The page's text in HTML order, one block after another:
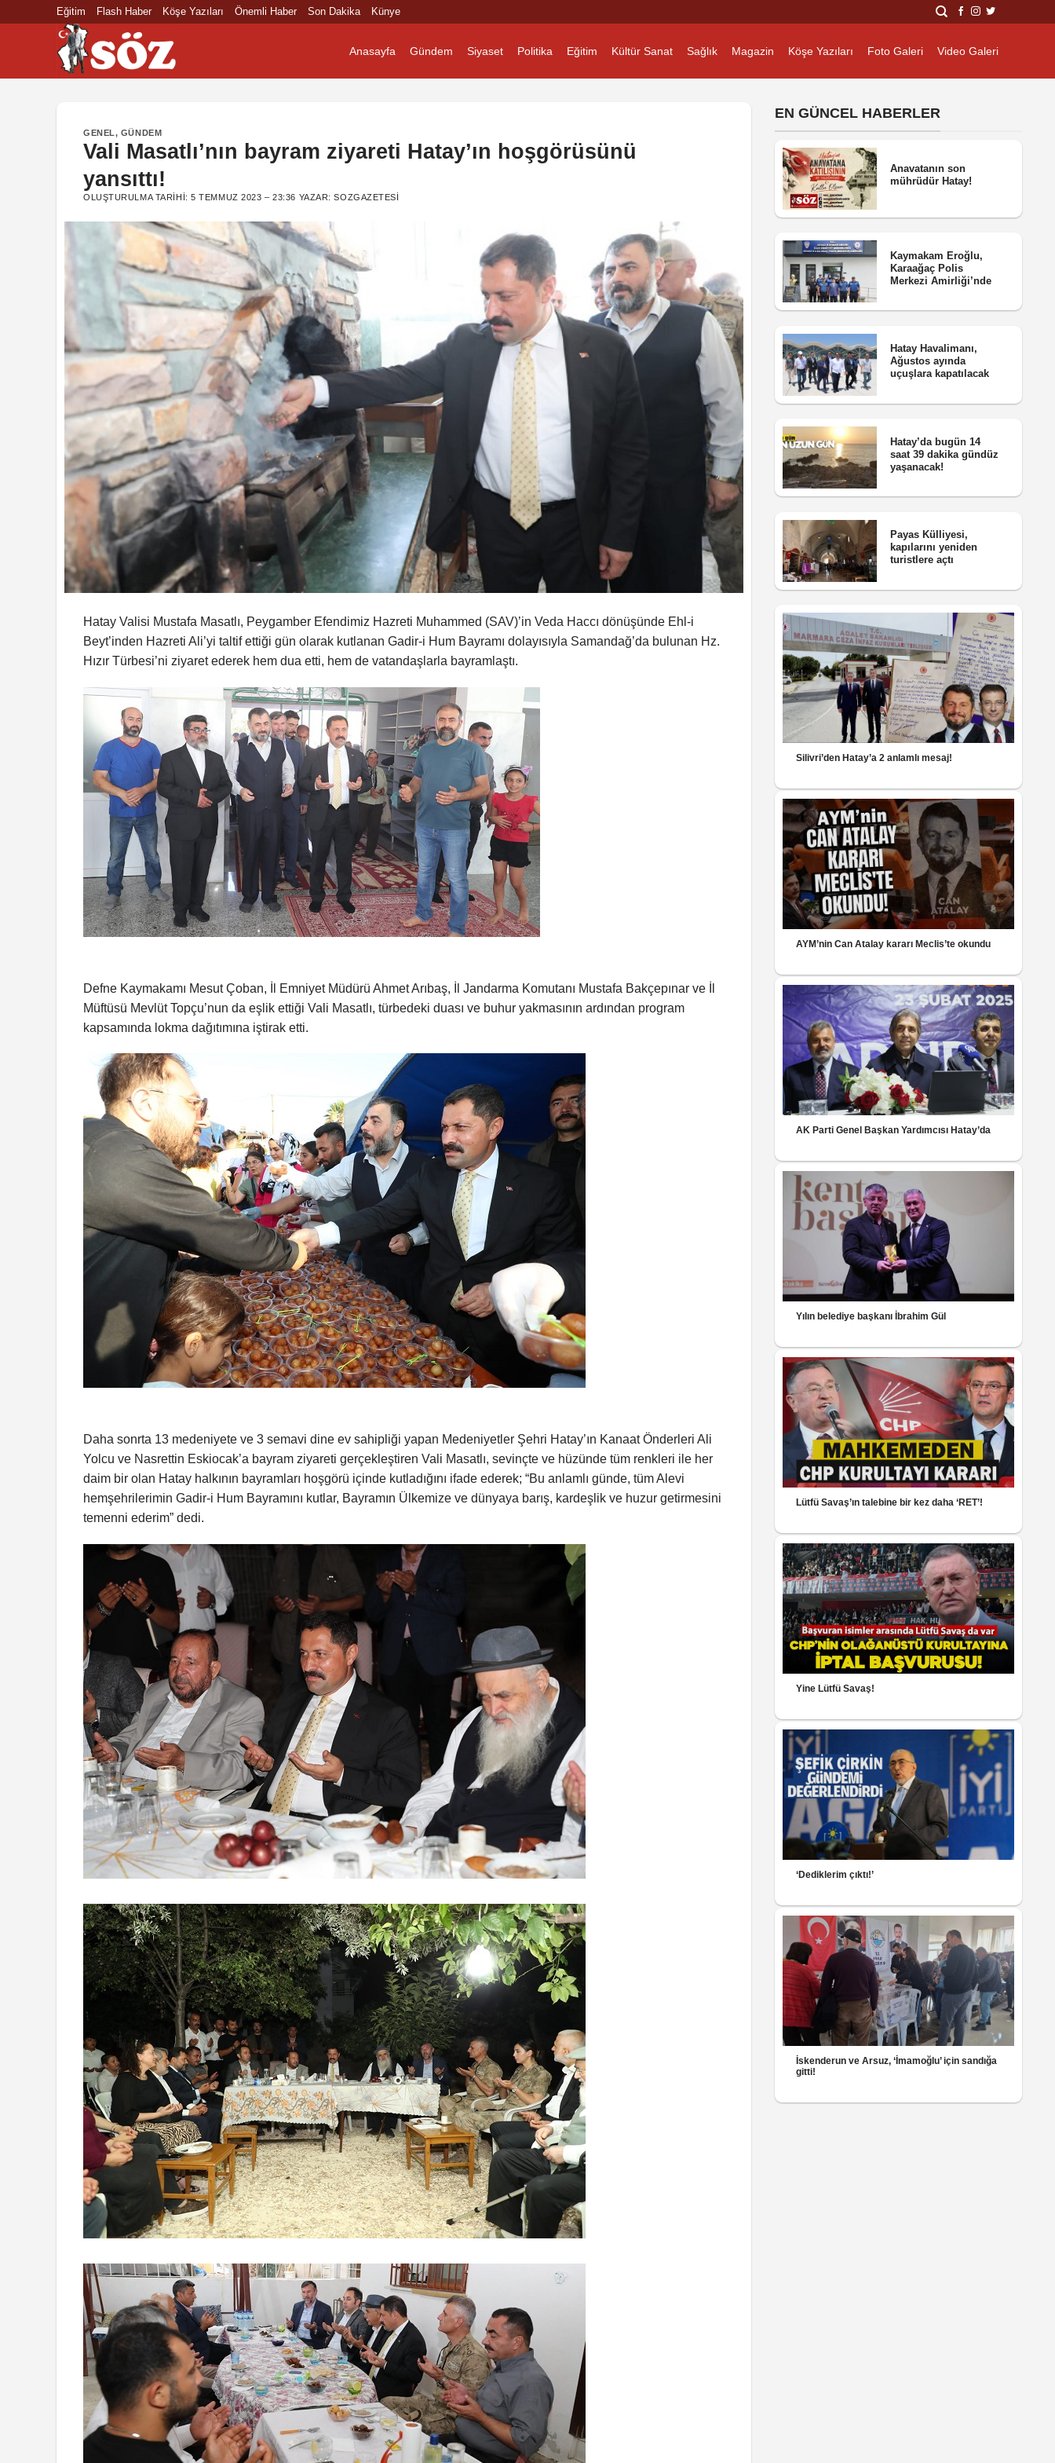
Eğitim Flash Haber Köşe Yazıları Önemli Haber Son Dakika Künye
Anasayfa Gündem Siyaset Politika Eğitim Kültür Sanat Sağlık Magazin Köşe Yazıları Foto Galeri Video Galeri
GENEL, GÜNDEM
Vali Masatlı’nın bayram ziyareti Hatay’ın hoşgörüsünü
yansıttı!
OLUŞTURULMA TARIHI:5 TEMMUZ 2023 – 23:36 YAZAR:SOZGAZETESI
Hatay Valisi Mustafa Masatlı, Peygamber Efendimiz Hazreti Muhammed (SAV)’in Veda Haccı dönüşünde Ehl-i
Beyt’inden Hazreti Ali’yi taltif ettiği gün olarak kutlanan Gadir-i Hum Bayramı dolayısıyla Samandağ’da bulunan Hz.
Hızır Türbesi’ni ziyaret ederek hem dua etti, hem de vatandaşlarla bayramlaştı.
Defne Kaymakamı Mesut Çoban, İl Emniyet Müdürü Ahmet Arıbaş, İl Jandarma Komutanı Mustafa Bakçepınar ve İl
Müftüsü Mevlüt Topçu’nun da eşlik ettiği Vali Masatlı, türbedeki duası ve buhur yakmasının ardından program
kapsamında lokma dağıtımına iştirak etti.
Daha sonrta 13 medeniyete ve 3 semavi dine ev sahipliği yapan Medeniyetler Şehri Hatay’ın Kanaat Önderleri Ali
Yolcu ve Nasrettin Eskiocak’a bayram ziyareti gerçekleştiren Vali Masatlı, sevinçte ve hüzünde tüm renkleri ile her
daim bir olan Hatay halkının bayramları hoşgörü içinde kutladığını ifade ederek; “Bu anlamlı günde, tüm Alevi
hemşehrilerimin Gadir-i Hum Bayramını kutlar, Bayramın Ülkemize ve dünyaya barış, kardeşlik ve huzur getirmesini
temenni ederim” dedi.
EN GÜNCEL HABERLER
Anavatanın son
mührüdür Hatay!
Kaymakam Eroğlu,
Karaağaç Polis
Merkezi Amirliği’nde
Hatay Havalimanı,
Ağustos ayında
uçuşlara kapatılacak
Hatay’da bugün 14
saat 39 dakika gündüz
yaşanacak!
Payas Külliyesi,
kapılarını yeniden
turistlere açtı
Silivri’den Hatay’a 2 anlamlı mesaj!
AYM’nin Can Atalay kararı Meclis’te okundu
AK Parti Genel Başkan Yardımcısı Hatay’da
Yılın belediye başkanı İbrahim Gül
Lütfü Savaş’ın talebine bir kez daha ‘RET’!
Yine Lütfü Savaş!
‘Dediklerim çıktı!’
İskenderun ve Arsuz, ‘İmamoğlu’ için sandığa
gitti!